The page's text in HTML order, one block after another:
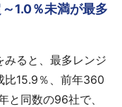
1.0％未満が最多
ると、最多レンジ
比15.9％、前年360
と同数の96社で、